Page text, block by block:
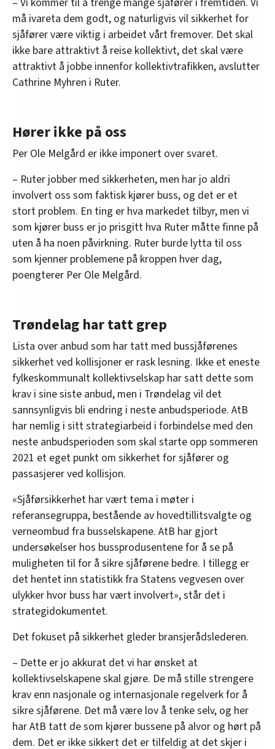
må ivareta dem godt, og naturligvis vil sikkerhet for
sjåfører være viktig i arbeidet vårt fremover. Det skal
ikke bare attraktivt å reise kollektivt, det skal være
attraktivt å jobbe innenfor kollektivtrafikken, avslutter
Cathrine Myhren i Ruter.
Hører ikke på oss
Per Ole Melgård er ikke imponert over svaret.
– Ruter jobber med sikkerheten, men har jo aldri
involvert oss som faktisk kjører buss, og det er et
stort problem. En ting er hva markedet tilbyr, men vi
som kjører buss er jo prisgitt hva Ruter måtte finne på
uten å ha noen påvirkning. Ruter burde lytta til oss
som kjenner problemene på kroppen hver dag,
poengterer Per Ole Melgård.
Trøndelag har tatt grep
Lista over anbud som har tatt med bussjåførenes
sikkerhet ved kollisjoner er rask lesning. Ikke et eneste
fylkeskommunalt kollektivselskap har satt dette som
krav i sine siste anbud, men i Trøndelag vil det
sannsynligvis bli endring i neste anbudsperiode. AtB
har nemlig i sitt strategiarbeid i forbindelse med den
neste anbudsperioden som skal starte opp sommeren
2021 et eget punkt om sikkerhet for sjåfører og
passasjerer ved kollisjon.
«Sjåførsikkerhet har vært tema i møter i
referansegruppa, bestående av hovedtillitsvalgte og
verneombud fra busselskapene. AtB har gjort
undersøkelser hos bussprodusentene for å se på
muligheten til for å sikre sjåførene bedre. I tillegg er
det hentet inn statistikk fra Statens vegvesen over
ulykker hvor buss har vært involvert», står det i
strategidokumentet.
Det fokuset på sikkerhet gleder bransjerådslederen.
– Dette er jo akkurat det vi har ønsket at
kollektivselskapene skal gjøre. De må stille strengere
krav enn nasjonale og internasjonale regelverk for å
sikre sjåførene. Det må være lov å tenke selv, og her
har AtB tatt de som kjører bussene på alvor og hørt på
dem. Det er ikke sikkert det er tilfeldig at det skjer i